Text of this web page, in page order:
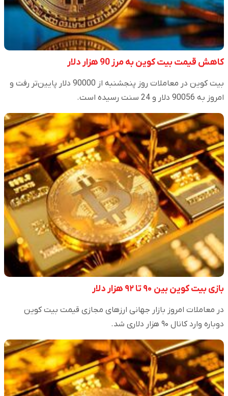
کاهش قیمت بیت کوین به مرز 90 هزار دلار
بیت کوین در معاملات روز پنجشنبه از 90000 دلار پایین‌تر رفت و
امروز به 90056 دلار و 24 سنت رسیده است.
بازی بیت کوین بین ۹۰ تا ۹۲ هزار دلار
در معاملات امروز بازار جهانی ارزهای مجازی قیمت بیت کوین
دوباره وارد کانال ۹۰ هزار دلاری شد.